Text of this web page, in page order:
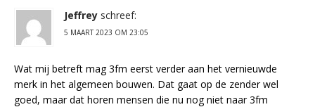
Jeffrey schreef:
5 MAART 2023 OM 23:05
Wat mij betreft mag 3fm eerst verder aan het vernieuwde
merk in het algemeen bouwen. Dat gaat op de zender wel
goed, maar dat horen mensen die nu nog niet naar 3fm